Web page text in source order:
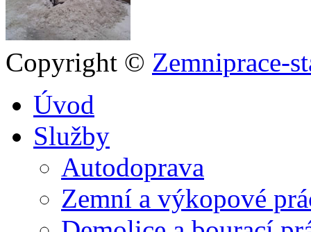
Copyright © Zemniprace-
Úvod
Služby
Autodoprava
Zemní a výkopové